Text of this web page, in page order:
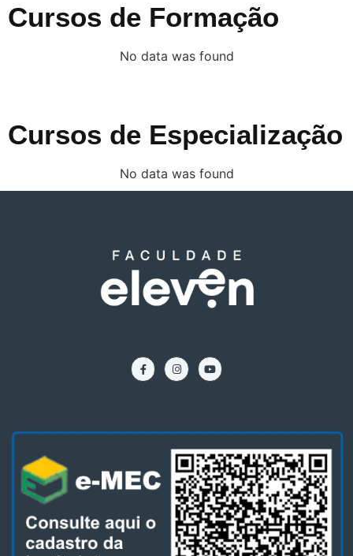
Cursos de Formação
No data was found
Cursos de Especialização
No data was found